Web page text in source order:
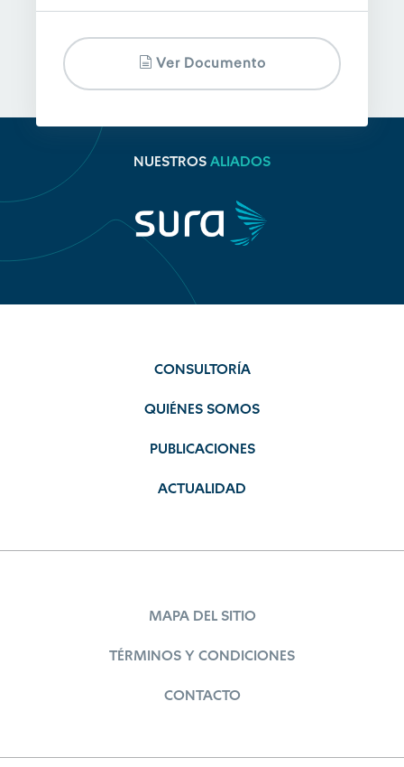
Ver Documento
NUESTROS ALIADOS
CONSULTORÍA
QUIÉNES SOMOS
PUBLICACIONES
ACTUALIDAD
MAPA DEL SITIO
TÉRMINOS Y CONDICIONES
CONTACTO